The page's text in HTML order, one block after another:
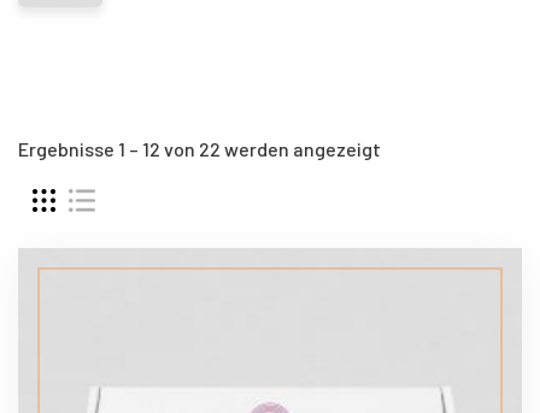
Ergebnisse 1 – 12 von 22 werden angezeigt